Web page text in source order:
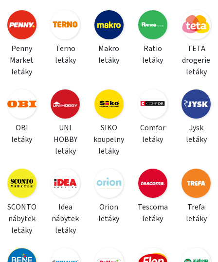
Penny
Market
letáky
Terno
letáky
Makro
letáky
Ratio
letáky
TETA
drogerie
letáky
OBI
letáky
UNI
HOBBY
letáky
SIKO
koupelny
letáky
Comfor
letáky
Jysk
letáky
SCONTO
nábytek
letáky
Idea
nábytek
letáky
Orion
letáky
Tescoma
letáky
Trefa
letáky